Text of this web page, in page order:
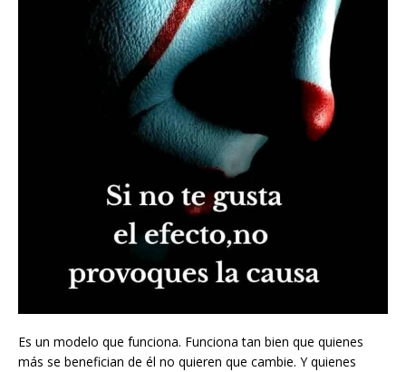
Es un modelo que funciona. Funciona tan bien que quienes
más se benefician de él no quieren que cambie. Y quienes